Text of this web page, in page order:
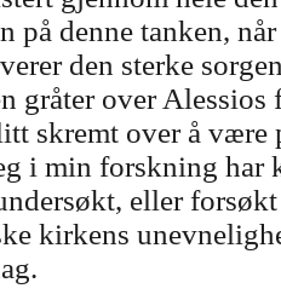
på denne tanken,
den sterke
gråter over
skremt over å være
i min forskning har
eller
kirkens